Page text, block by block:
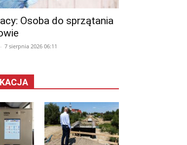
Osoba do sprzątania
- 7 sierpnia 2026 06:11